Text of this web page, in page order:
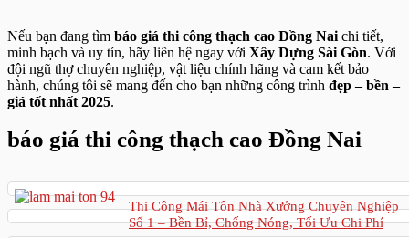
Nếu bạn đang tìm báo giá thi công thạch cao Đồng Nai chi tiết,
minh bạch và uy tín, hãy liên hệ ngay với Xây Dựng Sài Gòn. Với
đội ngũ thợ chuyên nghiệp, vật liệu chính hãng và cam kết bảo
hành, chúng tôi sẽ mang đến cho bạn những công trình đẹp – bền –
giá tốt nhất 2025.
báo giá thi công thạch cao Đồng Nai
Thi Công Mái Tôn Nhà Xưởng Chuyên Nghiệp
Số 1 – Bền Bỉ, Chống Nóng, Tối Ưu Chi Phí